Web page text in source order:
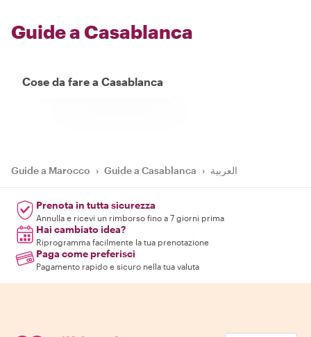
Guide a Casablanca
Cose da fare a Casablanca
Guide a Marocco › Guide a Casablanca › العربية
Prenota in tutta sicurezza
Annulla e ricevi un rimborso fino a 7 giorni prima
Hai cambiato idea?
Riprogramma facilmente la tua prenotazione
Paga come preferisci
Pagamento rapido e sicuro nella tua valuta